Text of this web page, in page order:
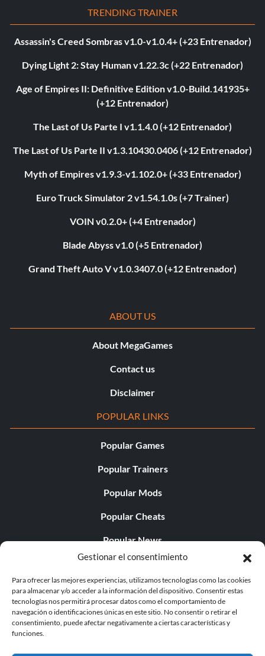
Gestionar el consentimiento
Para ofrecer las mejores experiencias, utilizamos tecnologías como las cookies
para almacenar y/o acceder a la información del dispositivo. Consentir estas
tecnologías nos permitirá procesar datos como el comportamiento de
navegación o identificaciones únicas en este sitio. No consentir o retirar el
consentimiento, puede afectar negativamente a ciertas características y
funciones.
TRENDING TRAINER
Assassin's Creed Sombras v1.0-v1.0.4+ (+23 Entrenador)
Dying Light 2: Stay Human v1.22.3c (+22 Entrenador)
Age of Empires II: Definitive Edition v1.0-Build.141935+
(+12 Entrenador)
The Last of Us Parte I v1.1.4.0 (+12 Entrenador)
The Last of Us Parte II v1.3.10430.0406 (+12 Entrenador)
Myth of Empires v1.9.3-v1.102.0+ (+33 Entrenador)
Euro Truck Simulator 2 v1.54.1.0s (+7 Trainer)
VOIN v0.2.0+ (+4 Entrenador)
Blade Abyss v1.0 (+5 Entrenador)
Grand Theft Auto V v1.0.3407.0 (+12 Entrenador)
ABOUT US
About MegaGames
Contact us
Disclaimer
POPULAR LINKS
Popular Games
Popular Trainers
Popular Mods
Popular Cheats
Popular News
Popular Editorials
Popular Free Games
LATEST UPDATES